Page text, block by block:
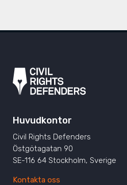
Huvudkontor
Civil Rights Defenders
Östgötagatan 90
SE-116 64 Stockholm, Sverige
Kontakta oss